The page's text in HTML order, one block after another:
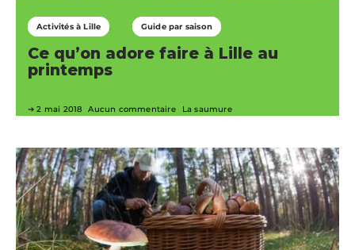
Activités à Lille Guide par saison
Ce qu’on adore faire à Lille au
printemps
2 mai 2018 Aucun commentaire La saumure